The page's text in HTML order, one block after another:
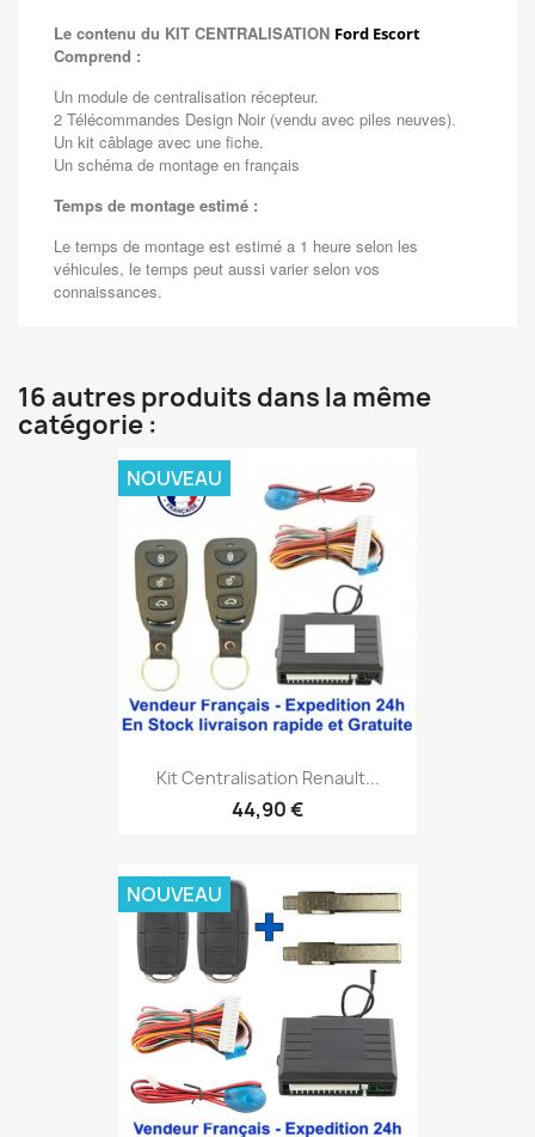
Le contenu du KIT CENTRALISATION Ford Escort
Comprend :
Un module de centralisation récepteur.
2 Télécommandes Design Noir (vendu avec piles neuves).
Un kit câblage avec une fiche.
Un schéma de montage en français
Temps de montage estimé :
Le temps de montage est estimé a 1 heure selon les
véhicules, le temps peut aussi varier selon vos
connaissances.
16 autres produits dans la même
catégorie :
Kit Centralisation Renault...
44,90 €
NOUVEAU
NOUVEAU